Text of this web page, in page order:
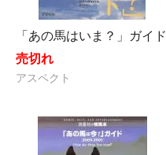
「あの馬はいま？」ガイド
売切れ
アスペクト